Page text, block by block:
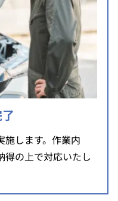
施します。作業内
得の上で対応いたし